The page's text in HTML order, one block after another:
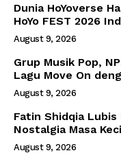
Dunia HoYoverse
HoYo FEST 2026
August 9, 2026
Grup Musik Pop,
Lagu Move On
August 9, 2026
Fatin Shidqia
Nostalgia Masa
August 9, 2026